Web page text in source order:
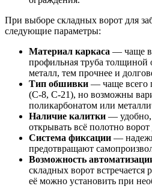
При выборе складных ворот для
следующие параметры:
Материал каркаса — чаще
профильная труба
металл, тем прочнее и
Тип обшивки — чаще всего
(С-8, С-21), но возможны
поликарбонатом или
Наличие калитки — удобно,
открывать всё полотно
Система фиксации —
предотвращают
Возможность
складных ворот
её можно установить при